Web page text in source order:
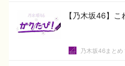
【乃木坂46】
乃木坂46まとめ